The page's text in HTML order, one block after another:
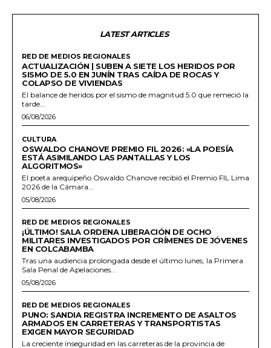
LATEST ARTICLES
RED DE MEDIOS REGIONALES
ACTUALIZACIÓN | SUBEN A SIETE LOS HERIDOS POR
SISMO DE 5.0 EN JUNÍN TRAS CAÍDA DE ROCAS Y
COLAPSO DE VIVIENDAS
El balance de heridos por el sismo de magnitud 5.0 que remeció la
tarde...
06/08/2026
CULTURA
OSWALDO CHANOVE PREMIO FIL 2026: «LA POESÍA
ESTÁ ASIMILANDO LAS PANTALLAS Y LOS
ALGORITMOS»
El poeta arequipeño Oswaldo Chanove recibió el Premio FIL Lima
2026 de la Cámara...
05/08/2026
RED DE MEDIOS REGIONALES
¡ÚLTIMO! SALA ORDENA LIBERACIÓN DE OCHO
MILITARES INVESTIGADOS POR CRÍMENES DE JÓVENES
EN COLCABAMBA
Tras una audiencia prolongada desde el último lunes, la Primera
Sala Penal de Apelaciones...
05/08/2026
RED DE MEDIOS REGIONALES
PUNO: SANDIA REGISTRA INCREMENTO DE ASALTOS
ARMADOS EN CARRETERAS Y TRANSPORTISTAS
EXIGEN MAYOR SEGURIDAD
La creciente inseguridad en las carreteras de la provincia de